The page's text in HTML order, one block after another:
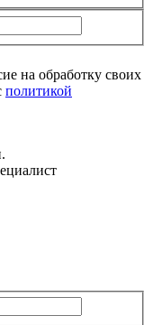
на обработку своих
политикой